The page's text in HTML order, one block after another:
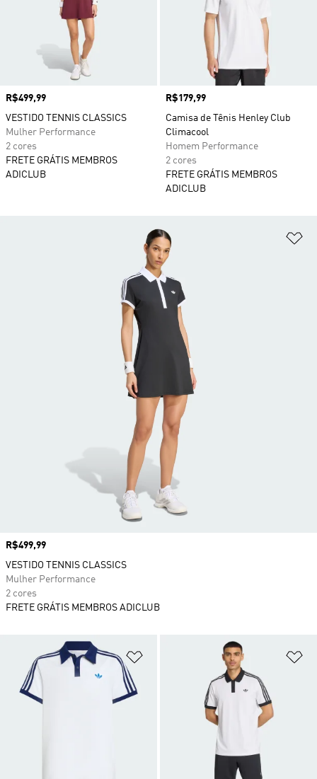
Preço
R$499,99
VESTIDO TENNIS CLASSICS
Mulher Performance
2 cores
FRETE GRÁTIS MEMBROS
ADICLUB
Preço
R$179,99
Camisa de Tênis Henley Club
Climacool
Homem Performance
2 cores
FRETE GRÁTIS MEMBROS
ADICLUB
Adicionar à Lista de Desejos
Preço
R$499,99
VESTIDO TENNIS CLASSICS
Mulher Performance
2 cores
FRETE GRÁTIS MEMBROS ADICLUB